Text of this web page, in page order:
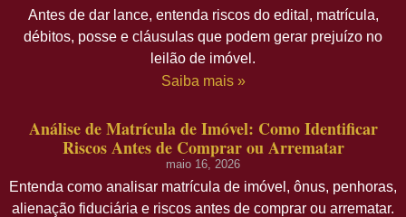
Antes de dar lance, entenda riscos do edital, matrícula,
débitos, posse e cláusulas que podem gerar prejuízo no
leilão de imóvel.
Saiba mais »
Análise de Matrícula de Imóvel: Como Identificar
Riscos Antes de Comprar ou Arrematar
maio 16, 2026
Entenda como analisar matrícula de imóvel, ônus, penhoras,
alienação fiduciária e riscos antes de comprar ou arrematar.